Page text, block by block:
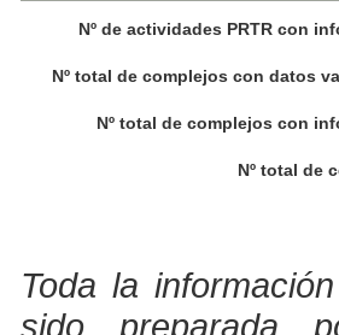
Nº de actividades PRTR con
Nº total de complejos con datos
Nº total de complejos con
Nº total de
Toda la
sido preparada